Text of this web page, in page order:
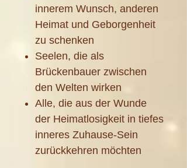
innerem Wunsch, anderen
Heimat und Geborgenheit
zu schenken
Seelen, die als
Brückenbauer zwischen
den Welten wirken
Alle, die aus der Wunde
der Heimatlosigkeit in tiefes
inneres Zuhause-Sein
zurückkehren möchten